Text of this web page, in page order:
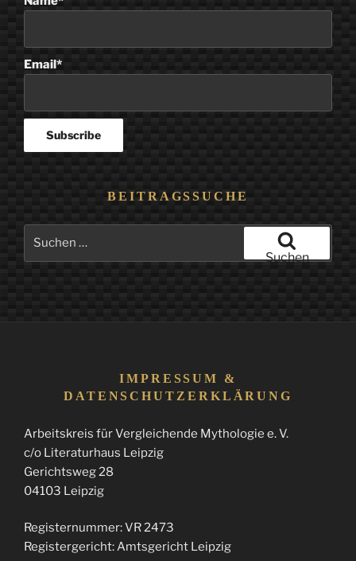
Email*
BEITRAGSSUCHE
Suchen
IMPRESSUM &
DATENSCHUTZERKLÄRUNG
Arbeitskreis für Vergleichende Mythologie e. V.
c/o Literaturhaus Leipzig
Gerichtsweg 28
04103 Leipzig
Registernummer: VR 2473
Registergericht: Amtsgericht Leipzig